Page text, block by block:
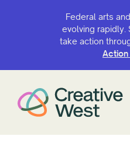
Federal arts
evolving rapidly.
take action